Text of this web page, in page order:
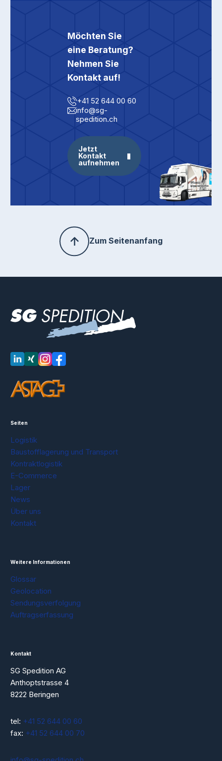
Möchten Sie
eine Beratung?
Nehmen Sie
Kontakt auf!
+41 52 644 00 60
info@sg-
spedition.ch
Jetzt
Kontakt
aufnehmen
Zum Seitenanfang
LinkedIn
XINGInstagramFacebook
Seiten
Logistik
Baustofflagerung und Transport
Kontraktlogistik
E-Commerce
Lager
News
Über uns
Kontakt
Weitere Informationen
Glossar
Geolocation
Sendungsverfolgung
Auftragserfassung
Kontakt
SG Spedition AG
Anthoptstrasse 4
8222 Beringen
tel: +41 52 644 00 60
fax: +41 52 644 00 70